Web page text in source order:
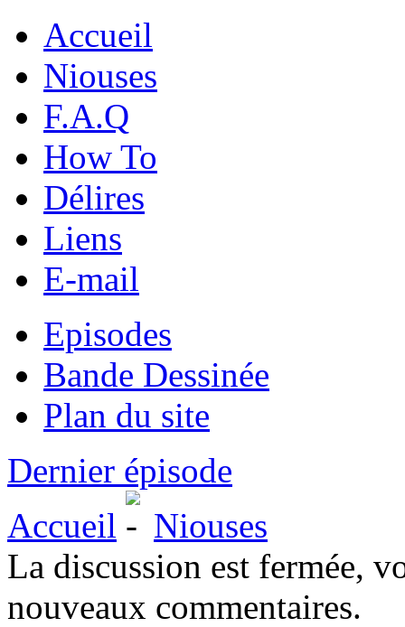
Accueil
Niouses
F.A.Q
How To
Délires
Liens
E-mail
Episodes
Bande Dessinée
Plan du site
Dernier épisode
Accueil
Niouses
La discussion est fermée,
nouveaux commentaires.